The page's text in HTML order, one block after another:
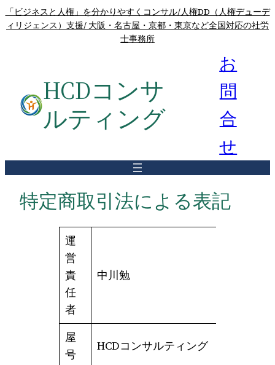
内
容
「ビジネスと人権」を分かりやすくコンサル/人権DD（人権デューデ
ィリジェンス）支援/ 大阪・名古屋・京都・東京など全国対応の社労
士事務所
HCDコンサ
ルティング
お
問
合
せ
特定商取引法による表記
運
営
責
任
者
中川勉
屋
号
HCDコンサルティング